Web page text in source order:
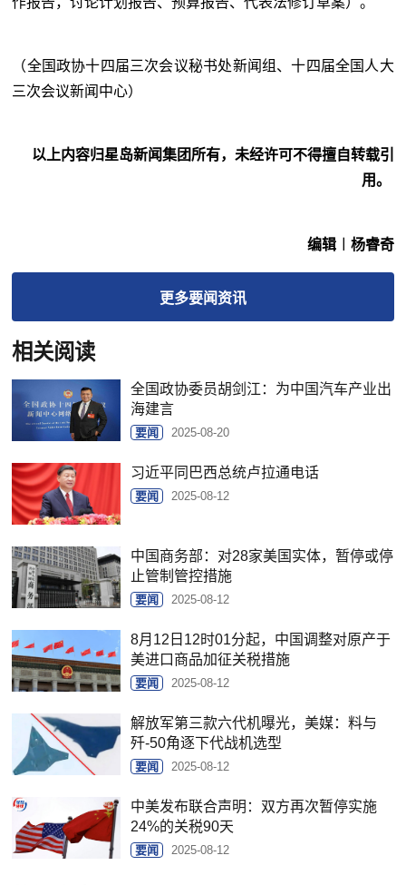
（全国政协十四届三次会议秘书处新闻组、十四届全国人大
三次会议新闻中心）
以上内容归星岛新闻集团所有，未经许可不得擅自转载引
用。
编辑︱杨睿奇
更多要闻资讯
相关阅读
全国政协委员胡剑江：为中国汽车产业出
海建言
要闻 2025-08-20
习近平同巴西总统卢拉通电话
要闻 2025-08-12
中国商务部：对28家美国实体，暂停或停
止管制管控措施
要闻 2025-08-12
8月12日12时01分起，中国调整对原产于
美进口商品加征关税措施
要闻 2025-08-12
解放军第三款六代机曝光，美媒：料与
歼-50角逐下代战机选型
要闻 2025-08-12
中美发布联合声明：双方再次暂停实施
24%的关税90天
要闻 2025-08-12